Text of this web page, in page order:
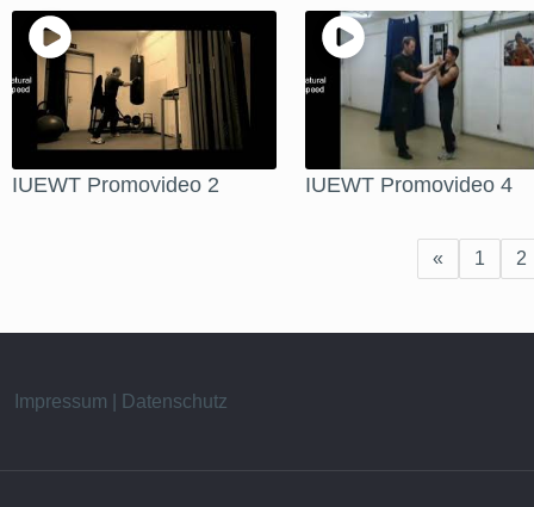
IUEWT Promovideo 2 IUEWT Promovideo 4
« 1 2
Impressum | Datenschutz